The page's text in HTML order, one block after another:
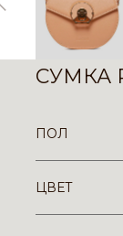
СУМКА
ПОЛ
ЦВЕТ